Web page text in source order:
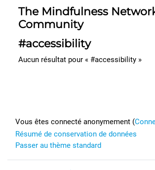
The Mindfulness
Community
#accessibility
Aucun résultat pour « #accessibility »
Vous êtes connecté anonymement (
Résumé de conservation de données
Passer au thème standard